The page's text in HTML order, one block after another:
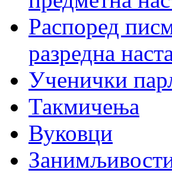
Распоред
разредна
Ученички
Такмичења
Вуковци